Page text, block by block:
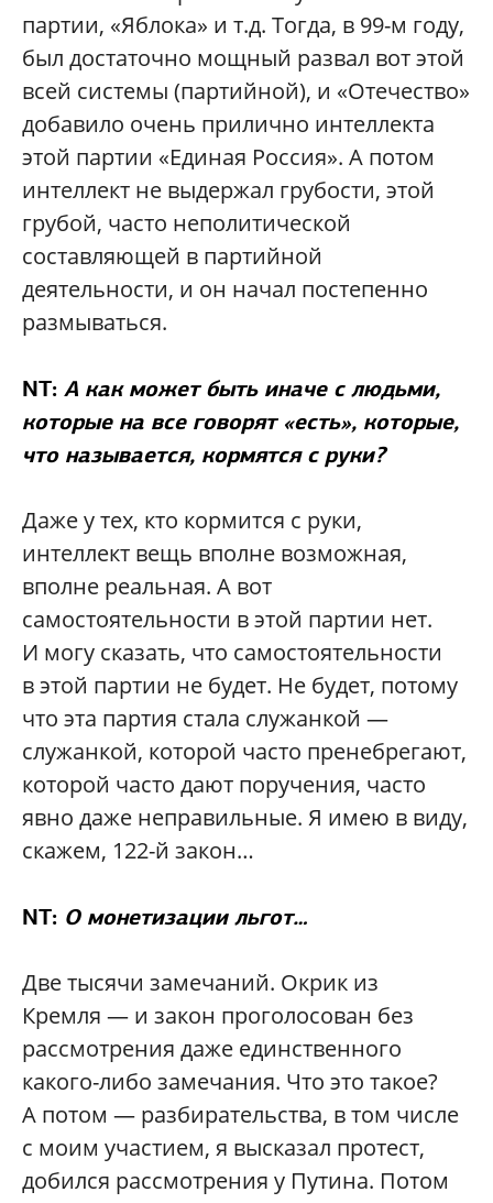
партии, «Яблока» и т.д. Тогда, в 99-м году,
был достаточно мощный развал вот этой
всей системы (партийной), и «Отечество»
добавило очень прилично интеллекта
этой партии «Единая Россия». А потом
интеллект не выдержал грубости, этой
грубой, часто неполитической
составляющей в партийной
деятельности, и он начал постепенно
размываться.
NT: А как может быть иначе с людьми,
которые на все говорят «есть», которые,
что называется, кормятся с руки?
Даже у тех, кто кормится с руки,
интеллект вещь вполне возможная,
вполне реальная. А вот
самостоятельности в этой партии нет.
И могу сказать, что самостоятельности
в этой партии не будет. Не будет, потому
что эта партия стала служанкой —
служанкой, которой часто пренебрегают,
которой часто дают поручения, часто
явно даже неправильные. Я имею в виду,
скажем, 122-й закон…
NT: О монетизации льгот…
Две тысячи замечаний. Окрик из
Кремля — и закон проголосован без
рассмотрения даже единственного
какого-либо замечания. Что это такое?
А потом — разбирательства, в том числе
с моим участием, я высказал протест,
добился рассмотрения у Путина. Потом